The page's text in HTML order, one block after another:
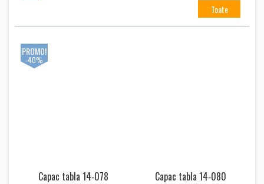
Toate
Capac tabla 14‑078
PROMO!
-40%
Capac tabla 14‑080